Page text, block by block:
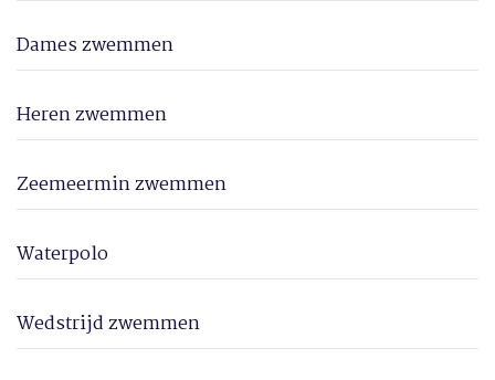
Dames zwemmen
Heren zwemmen
Zeemeermin zwemmen
Waterpolo
Wedstrijd zwemmen